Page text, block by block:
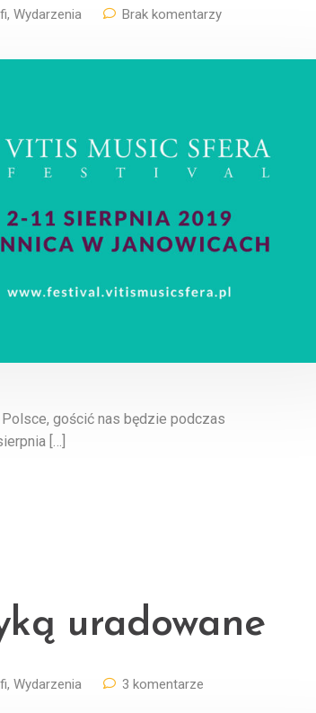
, Wydarzenia Brak komentarzy
gościć nas będzie podczas
[…]
uradowane
, Wydarzenia 3 komentarze